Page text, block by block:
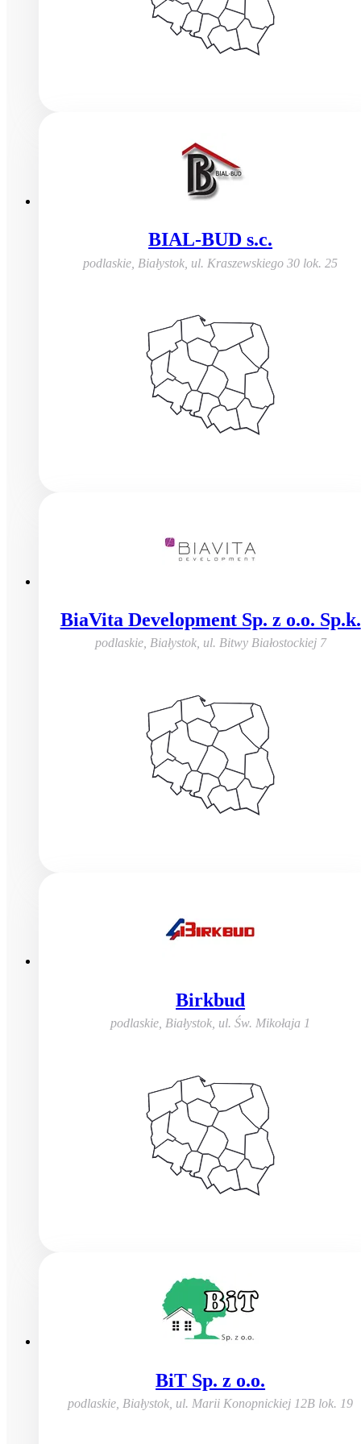
BIAL-BUD s.c.
podlaskie, Białystok ul. Kraszewskiego 30 lok. 25
BiaVita Development Sp. z o.o. Sp.k.
podlaskie, Białystok, ul. Bitwy Białostockiej 7
Birkbud
podlaskie, Białystok ul. Św. Mikołaja 1
BiT Sp. z o.o.
podlaskie, Białystok ul. Marii Konopnickiej 12B lok. 19